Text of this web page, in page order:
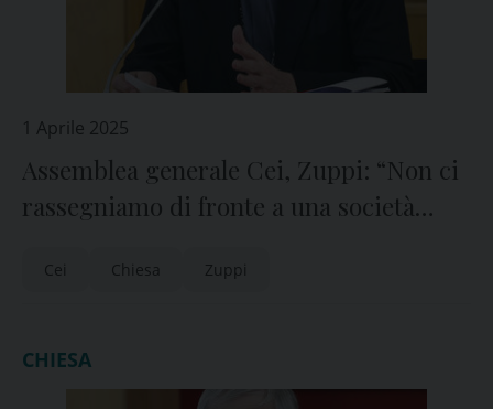
1 Aprile 2025
Assemblea generale Cei, Zuppi: “Non ci
rassegniamo di fronte a una società
Cei Chiesa Zuppi
CHIESA